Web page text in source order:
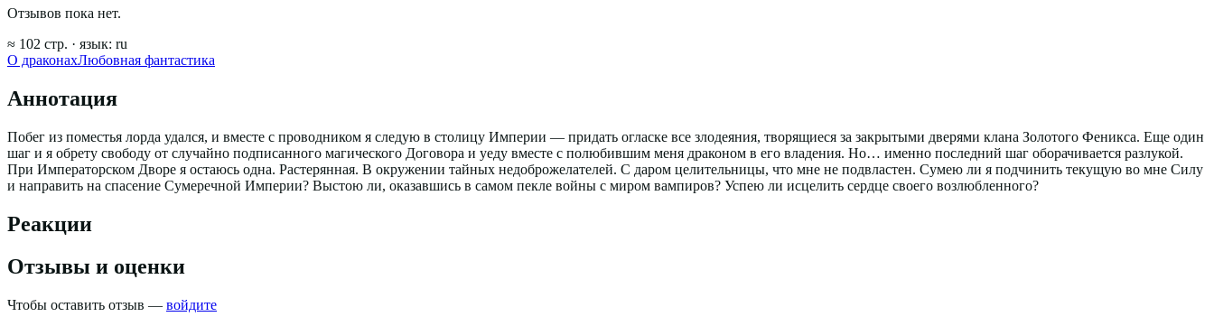
Отзывов пока нет.
≈ 102 стр. · язык: ru
О драконахЛюбовная фантастика
Аннотация
Побег из поместья лорда удался, и вместе с проводником я следую в столицу Империи — придать огласке все злодеяния, творящиеся за закрытыми дверями клана Золотого Феникса. Еще один
шаг и я обрету свободу от случайно подписанного магического Договора и уеду вместе с полюбившим меня драконом в его владения. Но… именно последний шаг оборачивается разлукой.
При Императорском Дворе я остаюсь одна. Растерянная. В окружении тайных недоброжелателей. С даром целительницы, что мне не подвластен. Сумею ли я подчинить текущую во мне Силу
и направить на спасение Сумеречной Империи? Выстою ли, оказавшись в самом пекле войны с миром вампиров? Успею ли исцелить сердце своего возлюбленного?
Реакции
Отзывы и оценки
Чтобы оставить отзыв — войдите